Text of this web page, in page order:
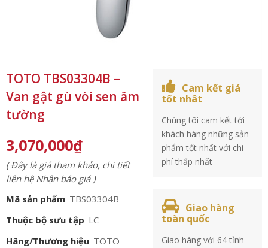
TOTO TBS03304B –
Van gật gù vòi sen âm
tường
3,070,000₫
( Đây là giá tham khảo, chi tiết
liên hệ Nhận báo giá )
Mã sản phẩm TBS03304B
Thuộc bộ sưu tập LC
Hãng/Thương hiệu TOTO
Cam kết giá
tốt nhât
Chúng tôi cam kết tới
khách hàng những sản
phẩm tốt nhất với chi
phí thấp nhất
Giao hàng
toàn quốc
Giao hàng với 64 tỉnh